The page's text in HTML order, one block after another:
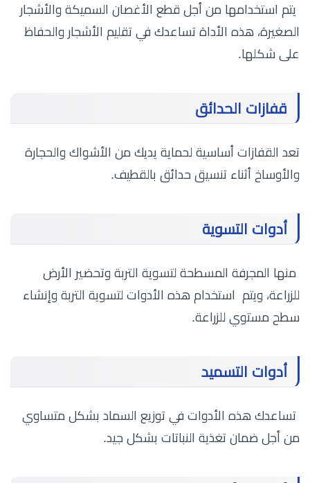
يتم استخدامها من أجل قطع الأغصان السميكة والأشجار
الصغيرة، هذه الأداة تساعدك في تقليم الأشجار والحفاظ
على شكلها.
قفازات الحدائق
تعد القفازات أساسية لحماية يديك من الأشواك والحجارة
والأوساخ أثناء تنسيق حدائق بالقطيف.
أدوات التسوية
منها المجرفة المسطحة لتسوية التربة وتحضير الأرض
للزراعة، ويتم استخدام هذه الأدوات لتسوية التربة وإنشاء
سطح مستوي للزراعة.
أدوات التسميد
تساعدك هذه الأدوات في توزيع السماد بشكل متساوي
من أجل ضمان تغذية النباتات بشكل جيد.